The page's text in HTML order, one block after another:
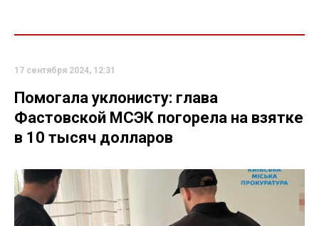
17 сентября 2024, 12:31
Помогала уклонисту: глава
Фастовской МСЭК погорела на взятке
в 10 тысяч долларов